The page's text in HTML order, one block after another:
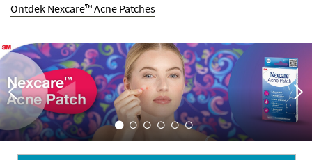
Ontdek Nexcare™ Acne Patches